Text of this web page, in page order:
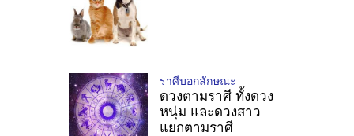
ราศีบอกลักษณะ
ดวงตามราศี ทั้งดวง
หนุ่ม และดวงสาว
แยกตามราศี